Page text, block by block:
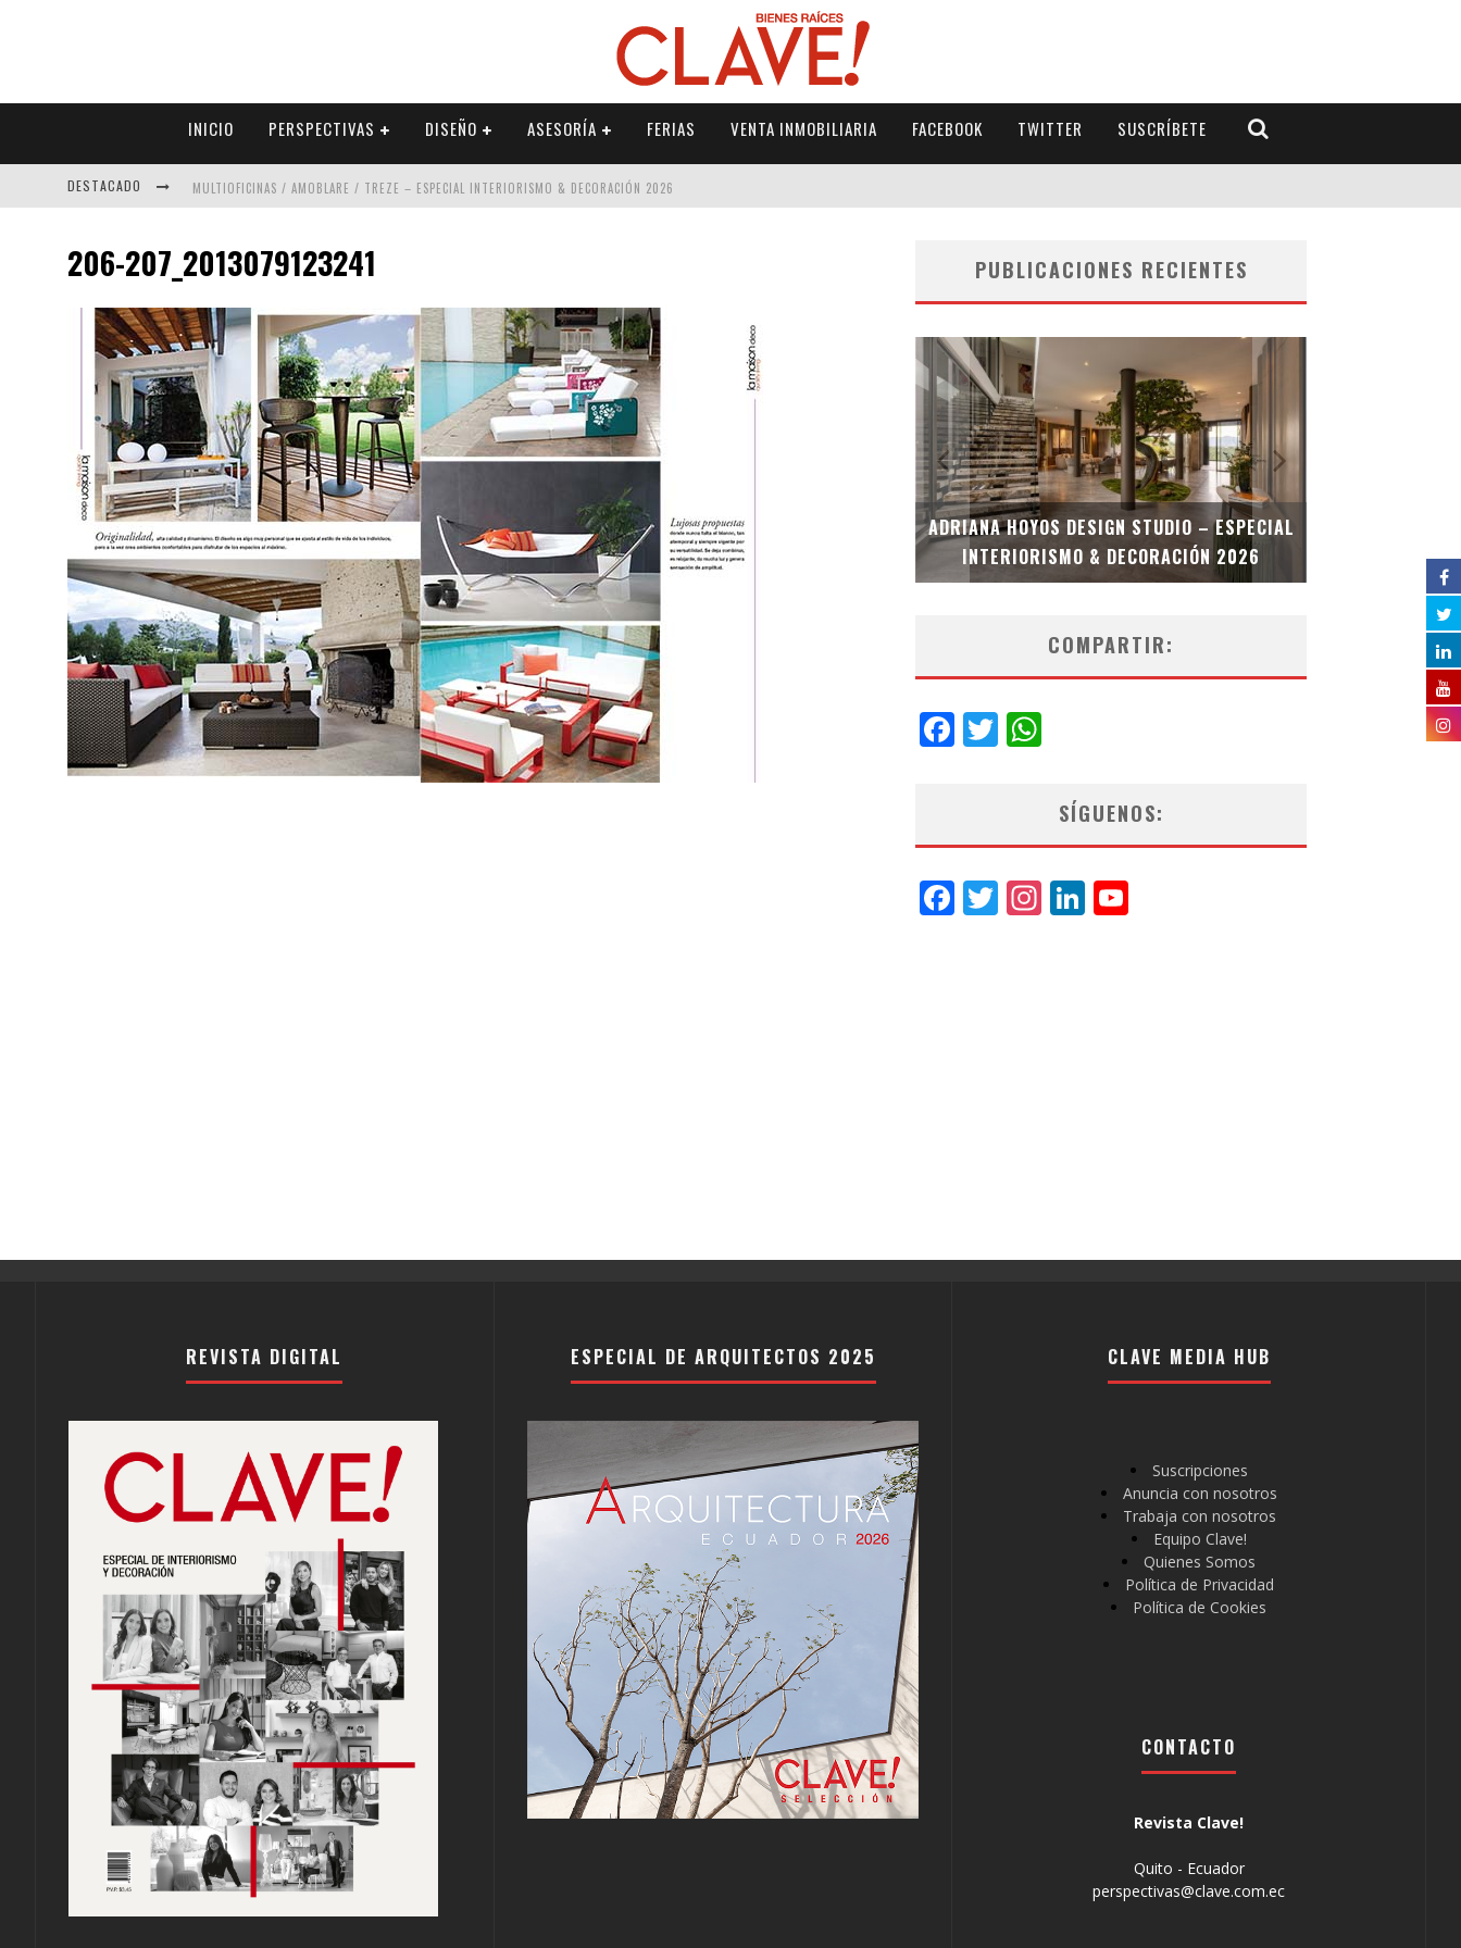
INICIO PERSPECTIVAS DISEÑO ASESORÍA FERIAS VENTA INMOBILIARIA FACEBOOK TWITTER SUSCRÍBETE
DESTACADO MULTIOFICINAS / AMOBLARE / TREZE – ESPECIAL INTERIORISMO & DECORACIÓN 2026
COLINEAL – ESPECIAL INTERIORISMO & DECORACIÓN 2026
ADRIANA HOYOS DESIGN STUDIO – ESPECIAL INTERIORISMO & DECORACIÓN 2026
206-207_2013079123241 PUBLICACIONES RECIENTES
MUBB DESIGN STUDIO – ESPECIAL
INTERIORISMO & DECORACIÓN 2026
ADRIANA HOYOS DESIGN STUDIO – ESPECIAL
INTERIORISMO & DECORACIÓN 2026
COMPARTIR:
Facebook
Twitter
SÍGUENOS:
Facebook
Twitter
Instagram
LinkedIn
REVISTA DIGITAL ESPECIAL DE ARQUITECTOS 2025 CLAVE MEDIA HUB
Suscripciones
Anuncia con nosotros
Trabaja con nosotros
Equipo Clave!
Quienes Somos
Política de Privacidad
Política de Cookies
CONTACTO
Revista Clave!
Quito - Ecuador
perspectivas@clave.com.ec